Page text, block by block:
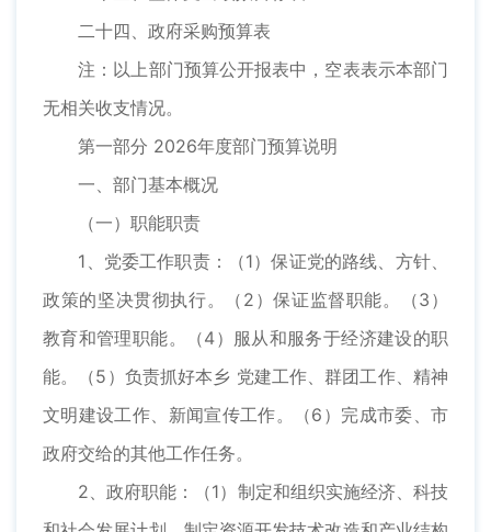
二十四、政府采购预算表
注：以上部门预算公开报表中，空表表示本部门
无相关收支情况。
第一部分 2026年度部门预算说明
一、部门基本概况
（一）职能职责
1、党委工作职责：（1）保证党的路线、方针、
政策的坚决贯彻执行。（2）保证监督职能。（3）
教育和管理职能。（4）服从和服务于经济建设的职
能。（5）负责抓好本乡 党建工作、群团工作、精神
文明建设工作、新闻宣传工作。（6）完成市委、市
政府交给的其他工作任务。
2、政府职能：（1）制定和组织实施经济、科技